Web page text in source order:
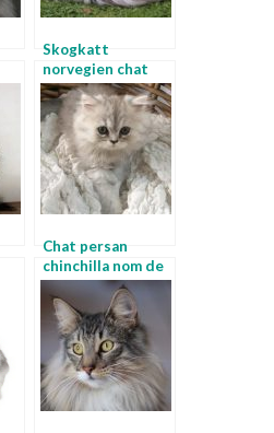
Skogkatt
norvegien chat
lynx
Chat persan
chinchilla nom de
chat